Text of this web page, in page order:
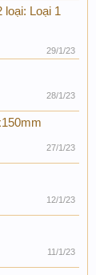
Loại 1
29/1/23
28/1/23
27/1/23
12/1/23
11/1/23